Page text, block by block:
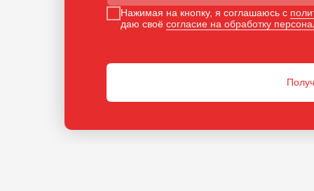
Нажимая на кнопку, я соглашаюсь с
даю своё согласие на обработку